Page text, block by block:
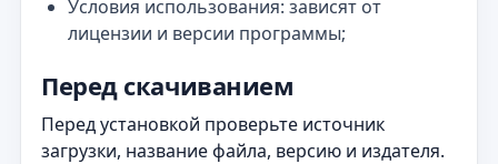
Условия использования: зависят от
лицензии и версии программы;
Перед скачиванием
Перед установкой проверьте источник
загрузки, название файла, версию и издателя.